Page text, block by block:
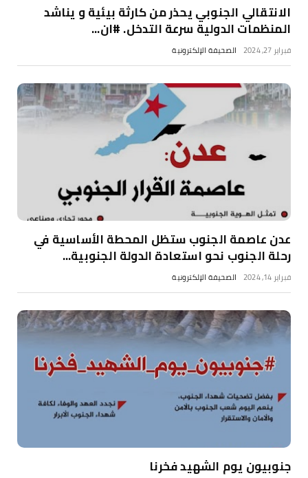
الانتقالي الجنوبي يحذر من كارثة بيئية و يناشد
المنظمات الدولية سرعة التدخل. #ان...
فبراير 27, 2024 الصحيفة الإلكترونية
عدن عاصمة الجنوب ستظل المحطة الأساسية في
رحلة الجنوب نحو استعادة الدولة الجنوبية...
فبراير 14, 2024 الصحيفة الإلكترونية
جنوبيون يوم الشهيد فخرنا